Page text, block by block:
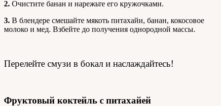
2. Очистите банан и нарежьте его кружочками.
3. В блендере смешайте мякоть питахайи, банан, кокосовое
молоко и мед. Взбейте до получения однородной массы.
Перелейте смузи в бокал и наслаждайтесь!
Фруктовый коктейль с питахайей